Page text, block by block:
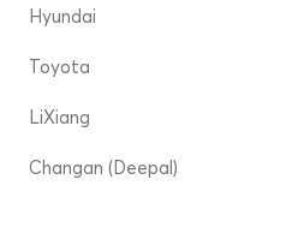
Hyundai
Toyota
LiXiang
Changan (Deepal)